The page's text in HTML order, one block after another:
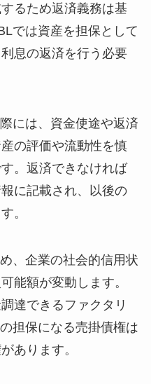
るため返済義務は基
では資産を担保として
息の返済を行う必要
には、資金使途や返済
の評価や流動性を慎
。返済できなければ
に記載され、以後の
。
、企業の社会的信用状
能額が変動します。
達できるファクタリ
担保になる売掛債権は
あります。